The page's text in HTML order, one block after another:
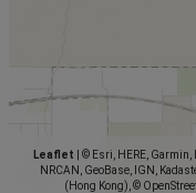
Leaflet
© Esri, HERE, Garmin,
NRCAN, GeoBase, IGN,
(Hong Kong), ©